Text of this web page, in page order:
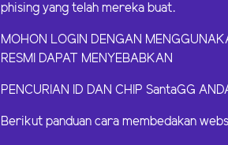
phising yang telah mereka buat.
MOHON LOGIN DENGAN
RESMI DAPAT MENYEBABKAN
PENCURIAN ID DAN CHIP SantaGG
Berikut panduan cara membedakan